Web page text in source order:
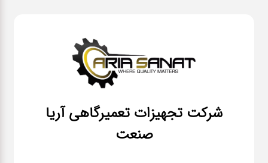
شرکت تجهیزات تعمیرگاهی آریا
صنعت